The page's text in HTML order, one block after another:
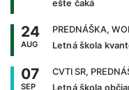
ešte čaká
24
AUG
PREDNÁŠKA,
Letná škola
07
SEP
CVTI SR,
Letná škola